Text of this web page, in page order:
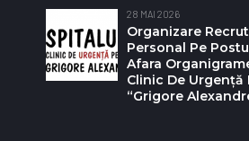
28 MAI 2026
Organizare
Personal Pe
Afara
Clinic De Urgență
“Grigore